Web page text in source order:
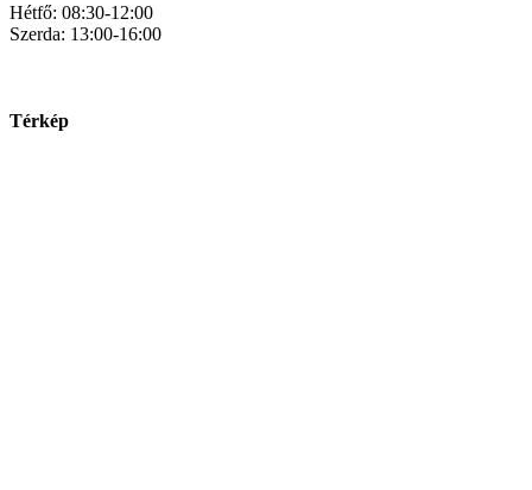
Hétfő: 08:30-12:00
Szerda: 13:00-16:00
Térkép